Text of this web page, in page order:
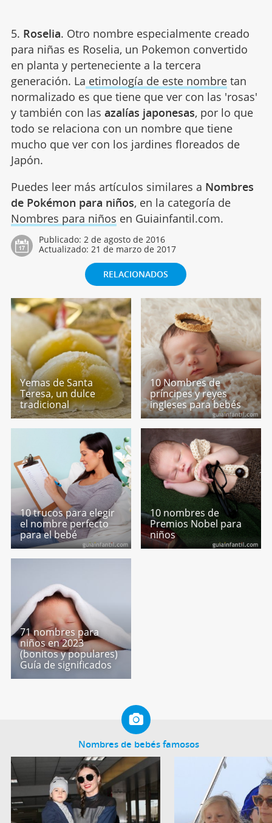
5. Roselia. Otro nombre especialmente creado
para niñas es Roselia, un Pokemon convertido
en planta y perteneciente a la tercera
generación. La etimología de este nombretan
normalizado es que tiene que ver con las 'rosas'
y también con las azalías japonesas, por lo que
todo se relaciona con un nombre que tiene
mucho que ver con los jardines floreados de
Japón.
Puedes leer más artículos similares a Nombres
de Pokémon para niños, en la categoría de
Nombres para niños en Guiainfantil.com.
Publicado: 2 de agosto de 2016
Actualizado: 21 de marzo de 2017
RELACIONADOS
Yemas de Santa
Teresa, un dulce
tradicional
10 Nombres de
príncipes y reyes
ingleses para bebés
10 trucos para elegir
el nombre perfecto
para el bebé
10 nombres de
Premios Nobel para
niños
71 nombres para
niños en 2023
(bonitos y populares)
Guía de significados
Nombres de bebés famosos